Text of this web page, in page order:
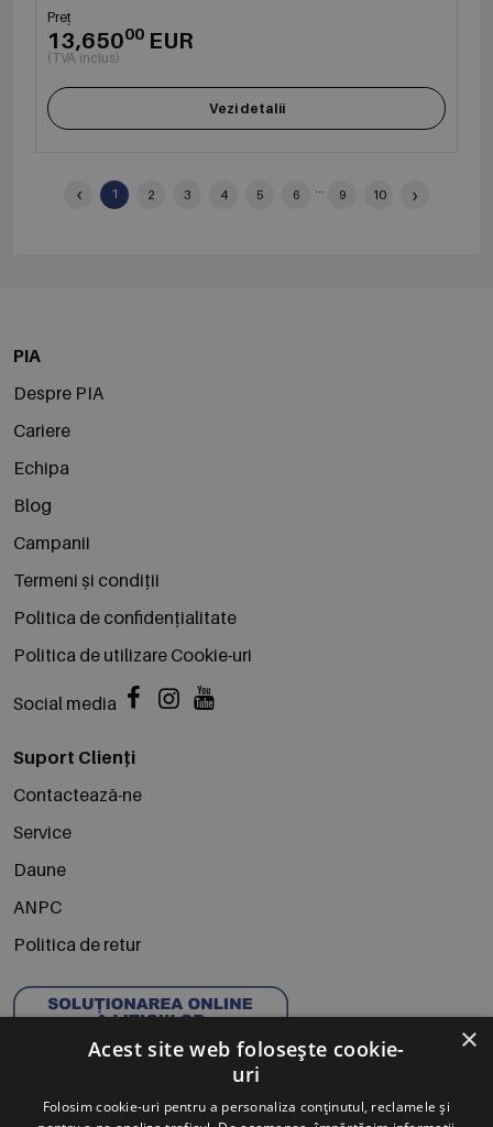
Preț
13,65000 EUR
(TVA inclus)
Vezi detalii
‹ 1 2 3 4 5 6 ... 9 10 ›
PIA
Despre PIA
Cariere
Echipa
Blog
Campanii
Termeni și condiții
Politica de confidențialitate
Politica de utilizare Cookie-uri
Social media
Suport Clienți
Contactează-ne
Service
Daune
ANPC
Politica de retur
×
Acest site web folosește cookie-
uri
Folosim cookie-uri pentru a personaliza conținutul, reclamele și